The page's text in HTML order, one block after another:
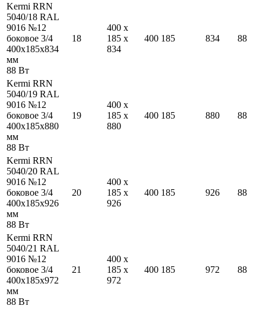
Kermi RRN
5040/18 RAL
9016 №12
боковое 3/4
400x185x834
мм
88 Вт
18
400 x
185 x
834
400 185 834 88
Kermi RRN
5040/19 RAL
9016 №12
боковое 3/4
400x185x880
мм
88 Вт
19
400 x
185 x
880
400 185 880 88
Kermi RRN
5040/20 RAL
9016 №12
боковое 3/4
400x185x926
мм
88 Вт
20
400 x
185 x
926
400 185 926 88
Kermi RRN
5040/21 RAL
9016 №12
боковое 3/4
400x185x972
мм
88 Вт
21
400 x
185 x
972
400 185 972 88